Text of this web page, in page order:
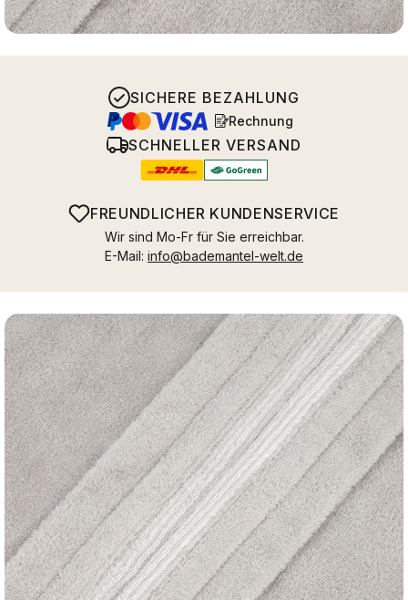
SICHERE BEZAHLUNG
Rechnung
SCHNELLER VERSAND
FREUNDLICHER KUNDENSERVICE
Wir sind Mo-Fr für Sie erreichbar.
E-Mail: info@bademantel-welt.de